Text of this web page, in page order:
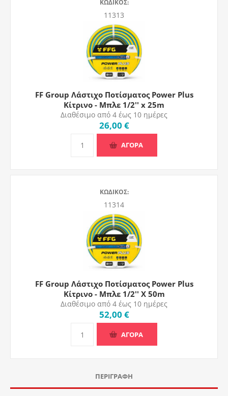
ΚΩΔΙΚΟΣ:
11313
FF Group Λάστιχο Ποτίσματος Power Plus
Κίτρινο - Μπλε 1/2'' x 25m
Διαθέσιμο από 4 έως 10 ημέρες
26,00 €
ΑΓΟΡΑ
ΚΩΔΙΚΟΣ:
11314
FF Group Λάστιχο Ποτίσματος Power Plus
Κίτρινο - Μπλε 1/2'' X 50m
Διαθέσιμο από 4 έως 10 ημέρες
52,00 €
ΑΓΟΡΑ
ΠΕΡΙΓΡΑΦΉ